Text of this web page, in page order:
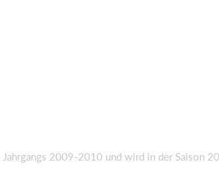
Jahrgangs 2009-2010 und wird in der Saison